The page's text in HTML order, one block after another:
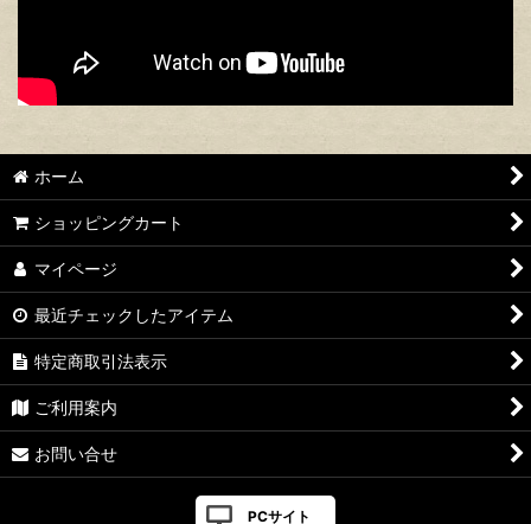
ホーム
ショッピングカート
マイページ
最近チェックしたアイテム
特定商取引法表示
ご利用案内
お問い合せ
PCサイト